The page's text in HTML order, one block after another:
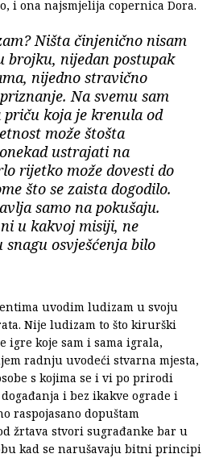
i ona najsmjelija copernica Dora.
Ništa činjenično nisam
brojku, nijedan postupak
nijedno stravično
Na svemu sam
koja je krenula od
može štošta
ustrajati na
rijetko može dovesti do
što se zaista dogodilo.
samo na pokušaju.
u kakvoj misiji, ne
osvješćenja bilo
uvodim ludizam u svoju
Nije ludizam to što kirurški
igre koje sam i sama igrala,
radnju uvodeći stvarna mjesta,
s kojima se i vi po prirodi
i bez ikakve ograde i
raspojasano dopuštam
žrtava stvori sugrađanke bar u
kad se narušavaju bitni principi